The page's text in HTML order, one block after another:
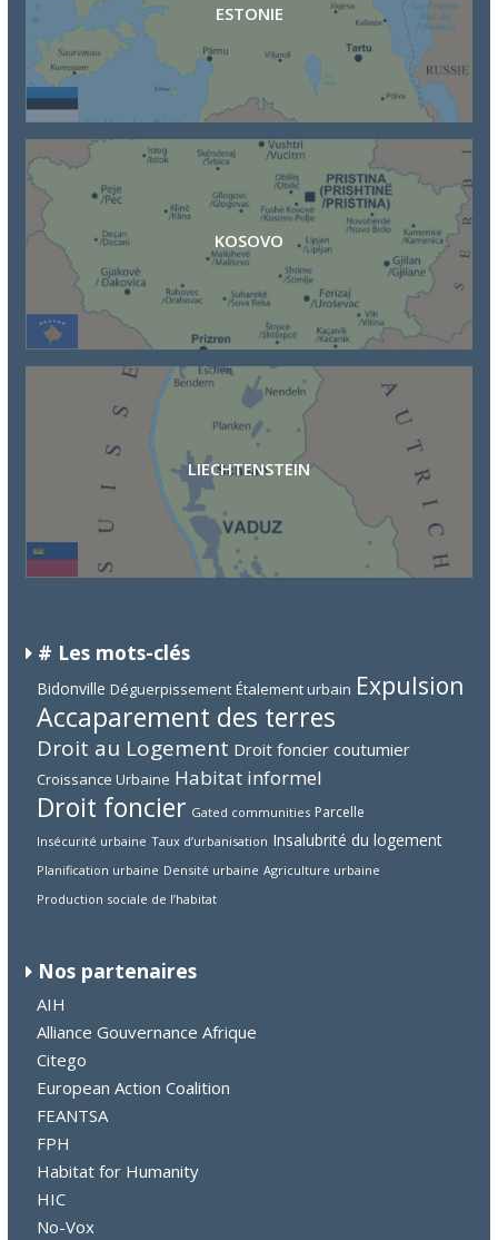
ESTONIE
KOSOVO
LIECHTENSTEIN
# Les mots-clés
Bidonville Déguerpissement Étalement urbain Expulsion
Accaparement des terres
Droit au Logement Droit foncier coutumier
Croissance Urbaine Habitat informel
Droit foncier Gated communities Parcelle
Insécurité urbaine Taux d’urbanisation Insalubrité du logement
Planification urbaine Densité urbaine Agriculture urbaine
Production sociale de l’habitat
Nos partenaires
AIH
Alliance Gouvernance Afrique
Citego
European Action Coalition
FEANTSA
FPH
Habitat for Humanity
HIC
No-Vox